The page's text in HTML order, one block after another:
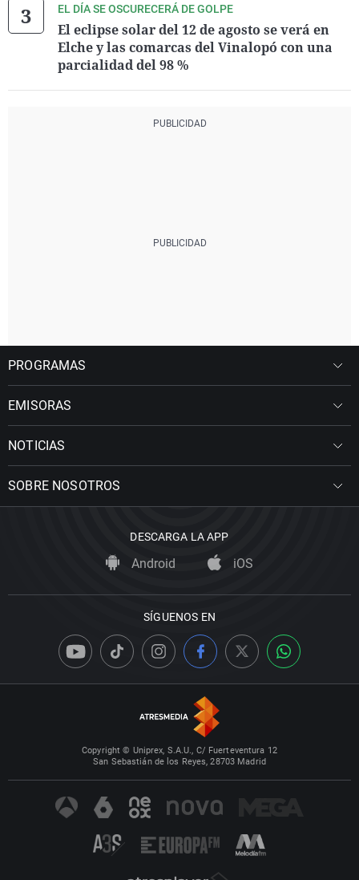
EL DÍA SE OSCURECERÁ DE GOLPE
El eclipse solar del 12 de agosto se verá en
Elche y las comarcas del Vinalopó con una
parcialidad del 98 %
PROGRAMAS
EMISORAS
NOTICIAS
SOBRE NOSOTROS
DESCARGA LA APP
Android iOS
SÍGUENOS EN
Copyright © Uniprex, S.A.U., C/ Fuerteventura 12
San Sebastián de los Reyes, 28703 Madrid